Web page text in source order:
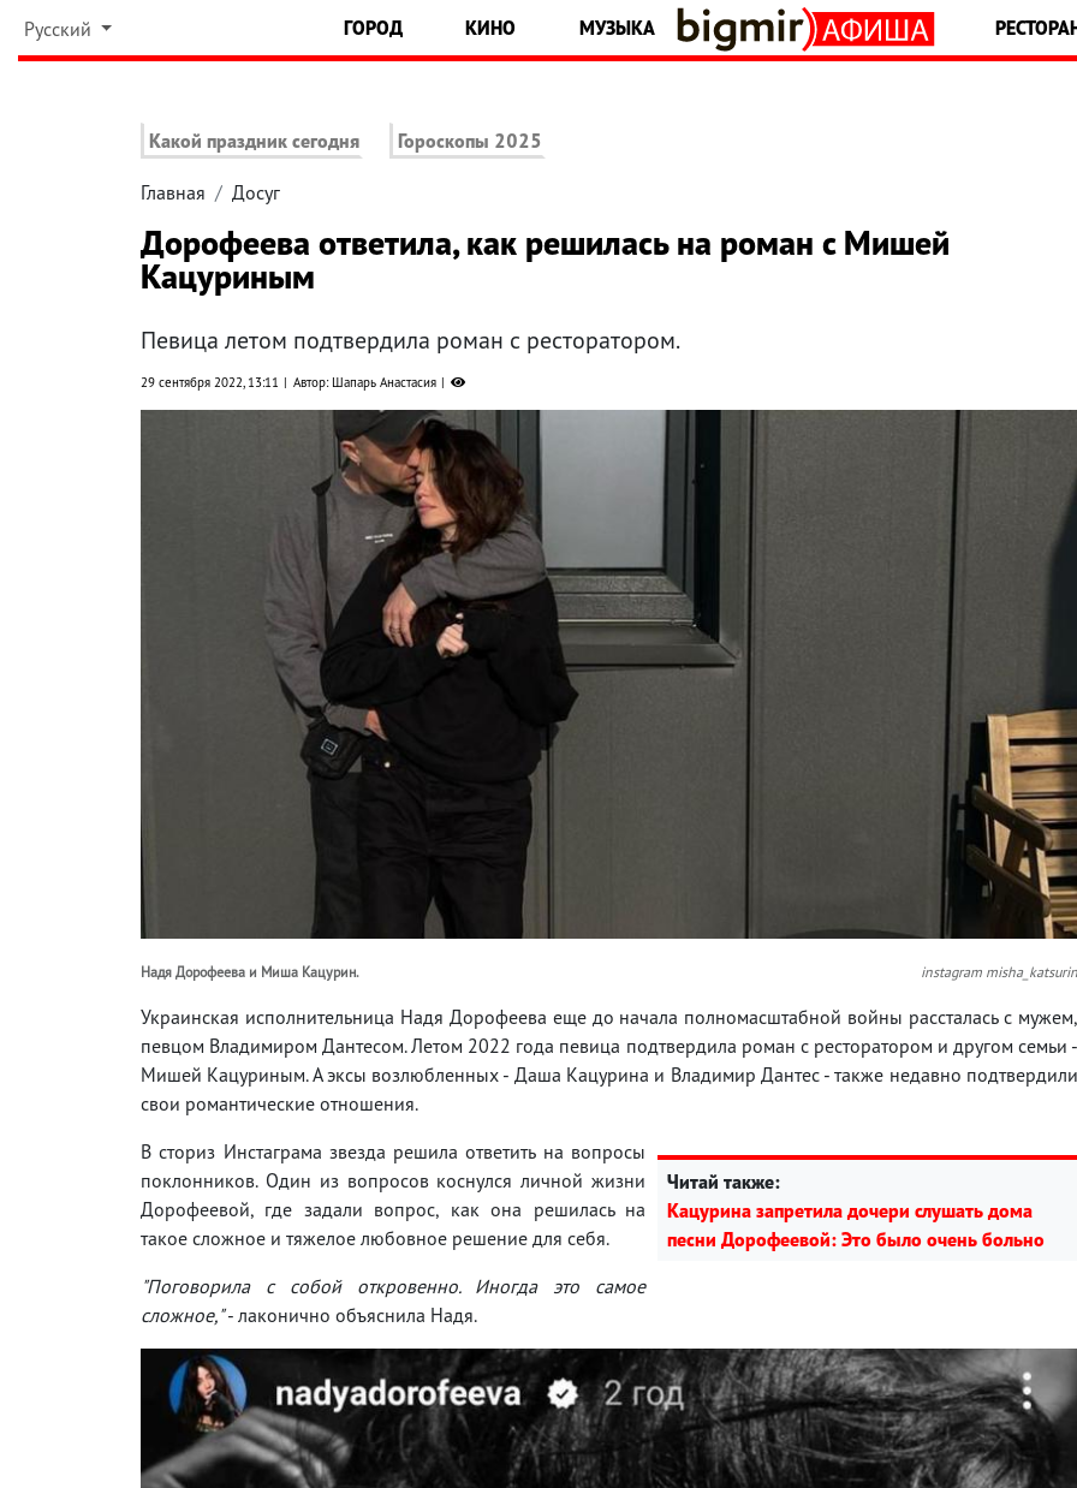
Русский ГОРОД КИНО МУЗЫКА
Какой праздник сегодня Гороскопы 2025
Главная Досуг
Дорофеева ответила, как решилась на роман с Мишей
Кацуриным
Певица летом подтвердила роман с ресторатором.
29 сентября 2022, 13:11 Автор: Шапарь Анастасия
Надя Дорофеева и Миша Кацурин. instagram misha_katsurin
Украинская исполнительница Надя Дорофеева еще до начала полномасштабной войны рассталась с мужем,
певцом Владимиром Дантесом. Летом 2022 года певица подтвердила роман с ресторатором и другом семьи -
Мишей Кацуриным. А эксы возлюбленных - Даша Кацурина и Владимир Дантес - также недавно подтвердили
свои романтические отношения.
Читай также:
Кацурина запретила дочери слушать дома
песни Дорофеевой: Это было очень больно
В сториз Инстаграма звезда решила ответить на вопросы
поклонников. Один из вопросов коснулся личной жизни
Дорофеевой, где задали вопрос, как она решилась на
такое сложное и тяжелое любовное решение для себя.
"Поговорила с собой откровенно. Иногда это самое
сложное,"- лаконично объяснила Надя.